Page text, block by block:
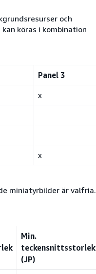
och
köras i kombination
Panel 3
x
x
miniatyrbilder är valfria.
Min.
teckensnittsstorlek
(JP)